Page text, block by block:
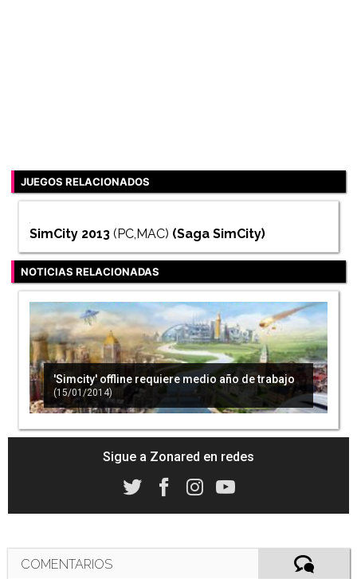
JUEGOS RELACIONADOS
SimCity 2013 (PC,MAC) (Saga SimCity)
NOTICIAS RELACIONADAS
'Simcity' offline requiere medio año de trabajo
(15/01/2014)
Sigue a Zonared en redes
COMENTARIOS